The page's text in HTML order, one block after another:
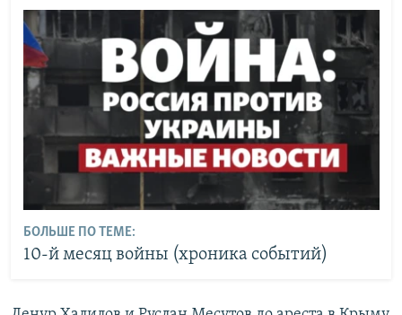
БОЛЬШЕ ПО ТЕМЕ:
10-й месяц войны (хроника событий)